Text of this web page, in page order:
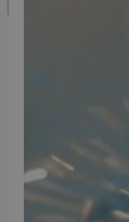
Alle mærker og
+45 97 74 07 33
CVR: 29625425
Ved henvendelse
mm. skal du oplyse dit